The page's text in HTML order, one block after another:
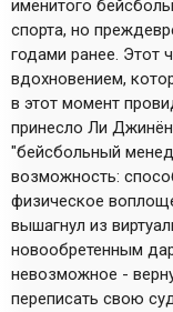
именитого
спорта, но
годами ранее. Этот
вдохновением,
в этот момент
принесло Ли
"бейсбольный
возможность:
физическое
вышагнул из
новообретенным
невозможное -
переписать свою